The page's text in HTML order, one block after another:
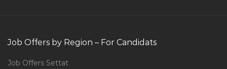
Job Offers by Region – For Candidats
Job Offers Settat